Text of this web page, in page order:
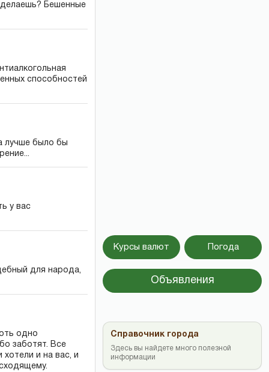
Бешенные
способностей
лучше было бы
у вас
для народа,
одно
заботят. Все
и на вас, и
Курсы валют Погода
Объявления
Справочник города
Здесь вы найдете много полезной
информации